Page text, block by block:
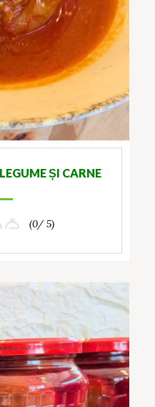
ȘI CARNE
(0/ 5)